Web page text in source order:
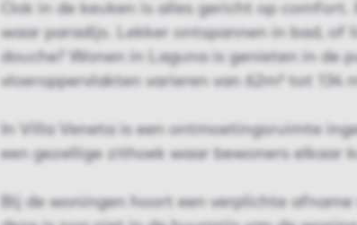
Ook in de keuken is alles gericht op comfort.
waar paradijs. Lekker ontspannen in bad, of
douche? Wonen in Laguna is genieten in de
vloeroppervlakten varieren van 62m² tot 134
In Villa Veneta is een ontmoetingsruimte
een gezellige zithoek waar bewoners elkaar
Bij de woningen hoort een verplichte